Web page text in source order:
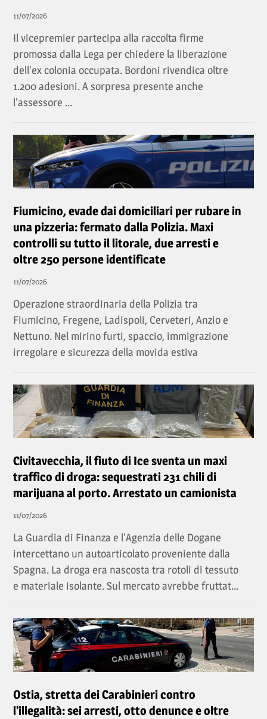
11/07/2026
Il vicepremier partecipa alla raccolta firme
promossa dalla Lega per chiedere la liberazione
dell'ex colonia occupata. Bordoni rivendica oltre
1.200 adesioni. A sorpresa presente anche
l'assessore ...
Fiumicino, evade dai domiciliari per rubare in
una pizzeria: fermato dalla Polizia. Maxi
controlli su tutto il litorale, due arresti e
oltre 250 persone identificate
11/07/2026
Operazione straordinaria della Polizia tra
Fiumicino, Fregene, Ladispoli, Cerveteri, Anzio e
Nettuno. Nel mirino furti, spaccio, immigrazione
irregolare e sicurezza della movida estiva
Civitavecchia, il fiuto di Ice sventa un maxi
traffico di droga: sequestrati 231 chili di
marijuana al porto. Arrestato un camionista
11/07/2026
La Guardia di Finanza e l'Agenzia delle Dogane
intercettano un autoarticolato proveniente dalla
Spagna. La droga era nascosta tra rotoli di tessuto
e materiale isolante. Sul mercato avrebbe fruttat...
Ostia, stretta dei Carabinieri contro
l'illegalità: sei arresti, otto denunce e oltre